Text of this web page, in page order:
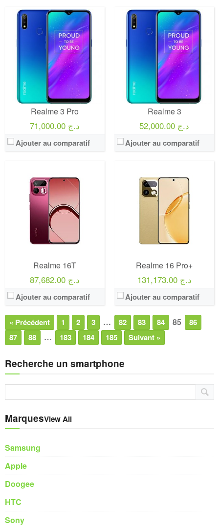
Realme 3 Pro
71,000.00 د.ج
Ajouter au comparatif
Realme 3
52,000.00 د.ج
Ajouter au comparatif
Realme 16T
87,682.00 د.ج
Ajouter au comparatif
Realme 16 Pro+
131,173.00 د.ج
Ajouter au comparatif
« Précédent 1 2 3 … 82 83 84 85
86
87
88 … 183 184 185 Suivant »
Recherche un smartphone
MarquesView All
Samsung
Apple
Doogee
HTC
Sony